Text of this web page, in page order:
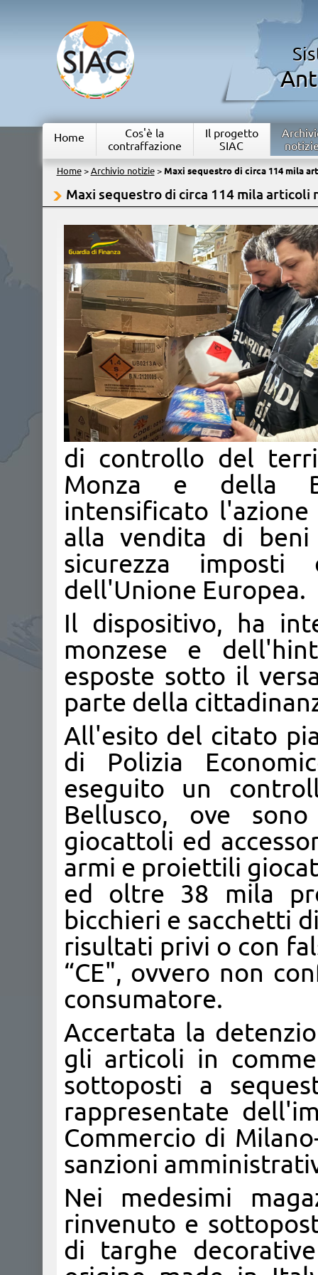
Home
Cos'è la
contraffazione
Il progetto
SIAC
Home> Archivio notizie> Maxi sequestro di circa 114 mila
Maxi sequestro di circa 114 mila articoli
di controllo del
Monza e della
intensificato
alla vendita di
sicurezza
dell'Unione Europea.
Il dispositivo, ha
monzese e
esposte sotto il
parte della
All'esito del citato
di Polizia
eseguito un
Bellusco, ove
giocattoli ed
armi e proiettili
ed oltre 38 mila
bicchieri e sacchetti
risultati privi o con
“CE", ovvero non
consumatore.
Accertata la
gli articoli in
sottoposti a
rappresentate
Commercio di
sanzioni
Nei medesimi
rinvenuto e
di targhe